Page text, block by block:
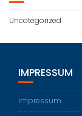
Uncategorized
IMPRESSUM
Impressum